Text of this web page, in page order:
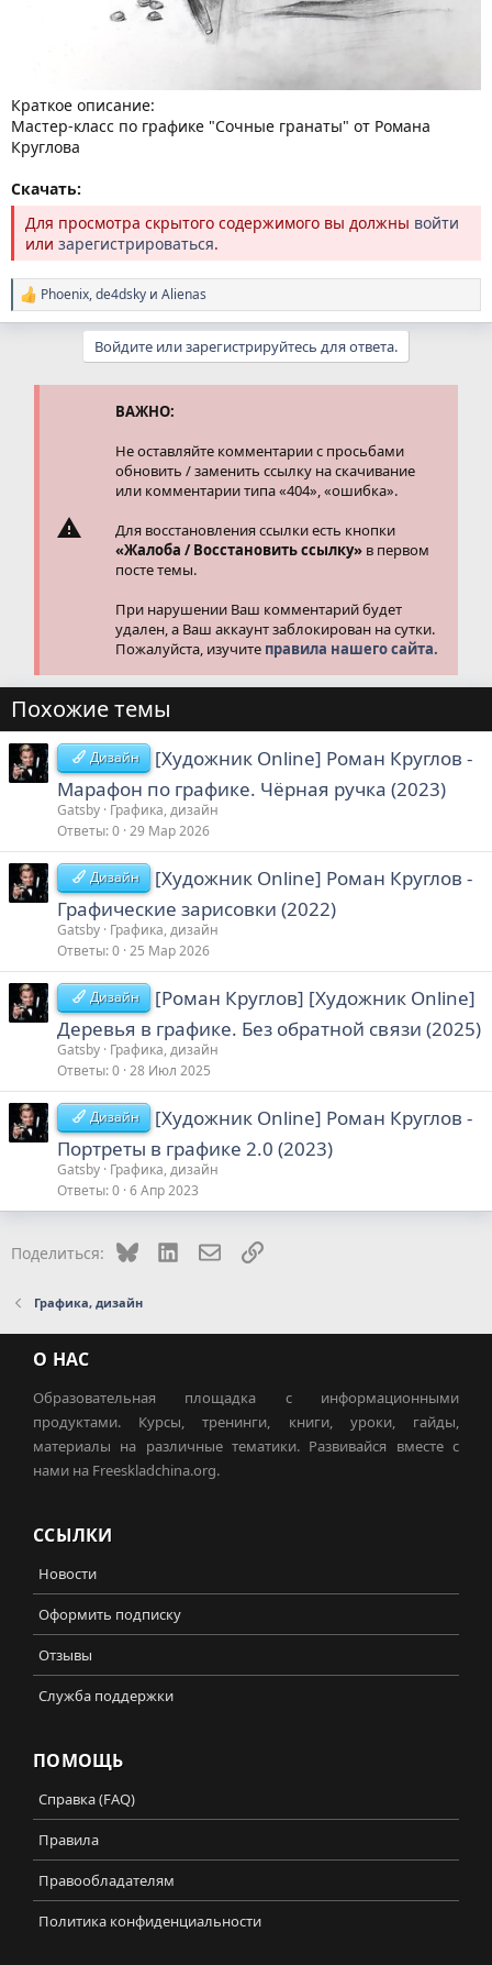
Краткое описание:
Мастер-класс по графике "Сочные гранаты" от Романа
Круглова
Скачать:
Для просмотра скрытого содержимого вы должны войти
или зарегистрироваться.
Р
е
Phoenix,de4dsky и Alienas
Войдите или зарегистрируйтесь для ответа.
ВАЖНО:
Не оставляйте комментарии с просьбами
обновить / заменить ссылку на скачивание
или комментарии типа «404», «ошибка».
Для восстановления ссылки есть кнопки
«Жалоба / Восстановить ссылку» в первом
посте темы.
При нарушении Ваш комментарий будет
удален, а Ваш аккаунт заблокирован на сутки.
Пожалуйста, изучите правила нашего сайта.
Похожие темы
Дизайн
[Художник Online] Роман Круглов -
Марафон по графике. Чёрная ручка (2023)
Gatsby Графика, дизайн
Ответы 0 29 Мар 2026
Дизайн
[Художник Online] Роман Круглов -
Графические зарисовки (2022)
Gatsby Графика, дизайн
Ответы 0 25 Мар 2026
Дизайн
[Роман Круглов] [Художник Online]
Деревья в графике. Без обратной связи (2025)
Gatsby Графика, дизайн
Ответы 0 28 Июл 2025
Дизайн
[Художник Online] Роман Круглов -
Портреты в графике 2.0 (2023)
Gatsby Графика, дизайн
Ответы 0 6 Апр 2023
Поделиться: Bluesky LinkedInЭлектронная почта
Ссылка
Графика, дизайн
О НАС
Образовательная площадка с информационными
продуктами. Курсы, тренинги, книги, уроки, гайды,
материалы на различные тематики. Развивайся вместе с
нами на Freeskladchina.org.
ССЫЛКИ
Новости
Оформить подписку
Отзывы
Служба поддержки
ПОМОЩЬ
Справка (FAQ)
Правила
Правообладателям
Политика конфиденциальности